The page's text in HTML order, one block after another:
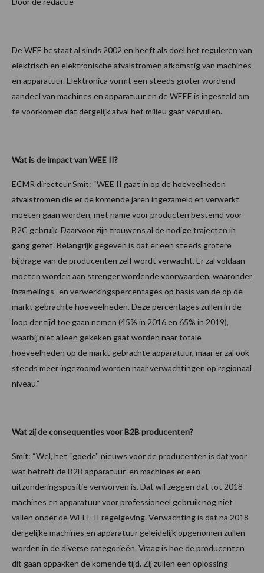
De WEE bestaat al sinds 2002 en heeft als doel het reguleren van
elektrisch en elektronische afvalstromen afkomstig van machines
en apparatuur. Elektronica vormt een steeds groter wordend
aandeel van machines en apparatuur en de WEEE is ingesteld om
te voorkomen dat dergelijk afval het milieu gaat vervuilen.
Wat is de impact van WEE II?
ECMR directeur Smit: “WEE II gaat in op de hoeveelheden
afvalstromen die er de komende jaren ingezameld en verwerkt
moeten gaan worden, met name voor producten bestemd voor
B2C gebruik. Daarvoor zijn trouwens al de nodige trajecten in
gang gezet. Belangrijk gegeven is dat er een steeds grotere
bijdrage van de producenten zelf wordt verwacht. Er zal voldaan
moeten worden aan strenger wordende voorwaarden, waaronder
inzamelings- en verwerkingspercentages op basis van de op de
markt gebrachte hoeveelheden. Deze percentages zullen in de
loop der tijd toe gaan nemen (45% in 2016 en 65% in 2019),
waarbij niet alleen gekeken gaat worden naar totale
hoeveelheden op de markt gebrachte apparatuur, maar er zal ook
steeds meer ingezoomd worden naar verwachtingen op regionaal
niveau.”
Wat zij de consequenties voor B2B producenten?
Smit: “Wel, het “goede'' nieuws voor de producenten is dat voor
wat betreft de B2B apparatuur en machines er een
uitzonderingspositie verworven is. Dat wil zeggen dat tot 2018
machines en apparatuur voor professioneel gebruik nog niet
vallen onder de WEEE II regelgeving. Verwachting is dat na 2018
dergelijke machines en apparatuur geleidelijk opgenomen zullen
worden in de diverse categorieën. Vraag is hoe de producenten
dit gaan oppakken de komende tijd. Zij zullen een oplossing